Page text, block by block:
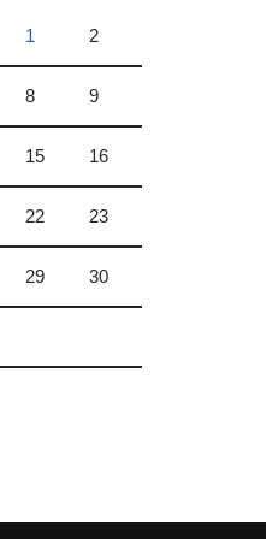
1 2
8 9
15 16
22 23
29 30